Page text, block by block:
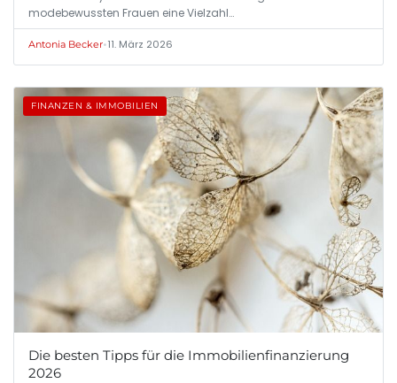
modebewussten Frauen eine Vielzahl…
Antonia Becker•11. März 2026
FINANZEN & IMMOBILIEN
Die besten Tipps für die Immobilienfinanzierung
2026